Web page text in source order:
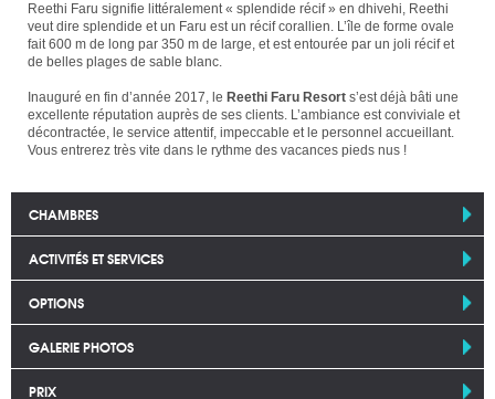
Reethi Faru signifie littéralement « splendide récif » en dhivehi, Reethi
veut dire splendide et un Faru est un récif corallien. L’île de forme ovale
fait 600 m de long par 350 m de large, et est entourée par un joli récif et
de belles plages de sable blanc.
Inauguré en fin d’année 2017, le Reethi Faru Resort s’est déjà bâti une
excellente réputation auprès de ses clients. L’ambiance est conviviale et
décontractée, le service attentif, impeccable et le personnel accueillant.
Vous entrerez très vite dans le rythme des vacances pieds nus !
CHAMBRES
ACTIVITÉS ET SERVICES
OPTIONS
GALERIE PHOTOS
PRIX